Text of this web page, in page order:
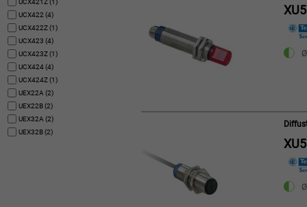
UCX421Z (1)
UCX422 (4)
UCX422Z (1)
UCX423 (4)
UCX423Z (1)
UCX424 (4)
UCX424Z (1)
UEX22A (2)
UEX22B (2)
UEX32A (2)
UEX32B (2)